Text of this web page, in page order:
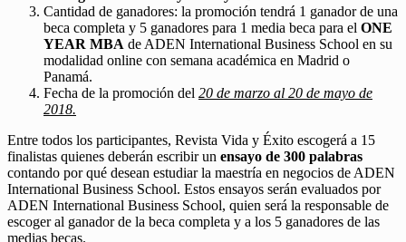
Cantidad de ganadores: la promoción tendrá 1 ganador de una
beca completa y 5 ganadores para 1 media beca para el ONE
YEAR MBA de ADEN International Business School en su
modalidad online con semana académica en Madrid o
Panamá.
Fecha de la promoción del 20 de marzo al 20 de mayo de
2018.
Entre todos los participantes, Revista Vida y Éxito escogerá a 15
finalistas quienes deberán escribir un ensayo de 300 palabras
contando por qué desean estudiar la maestría en negocios de ADEN
International Business School. Estos ensayos serán evaluados por
ADEN International Business School, quien será la responsable de
escoger al ganador de la beca completa y a los 5 ganadores de las
medias becas.